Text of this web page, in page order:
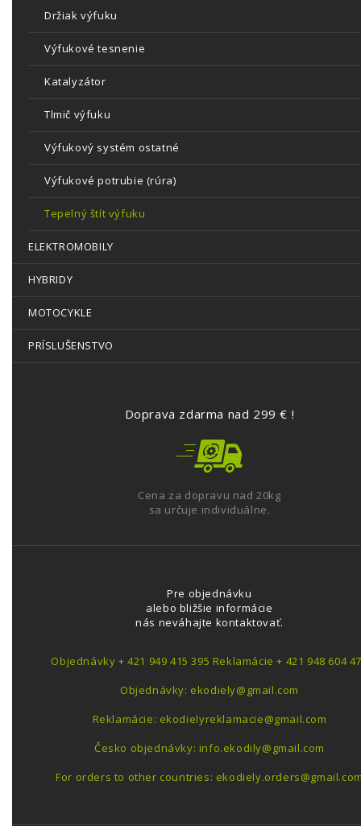
Držiak výfuku
Výfukové tesnenie
Katalyzátor
Tlmič výfuku
Výfukový systém ostatné
Výfukové potrubie (rúra)
Tepelný štít výfuku
ELEKTROMOBILY
HYBRIDY
MOTOCYKLE
PRÍSLUŠENSTVO
Doprava zdarma nad 299 € !
Cena za dopravu nad 20kg
sa určuje individuálne.
Pre objednávku
alebo bližšie informácie
nás neváhajte kontaktovať.
Objednávky + 421 949 415 395 Reklamácie + 421 948 604
Objednávky: ekodiely@gmail.com
Reklamácie: ekodielyreklamacie@gmail.com
Česko objednávky: info.ekodily@gmail.com
For orders to other countries: